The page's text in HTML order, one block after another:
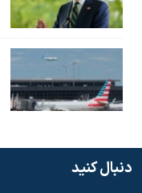
دنبال کنید